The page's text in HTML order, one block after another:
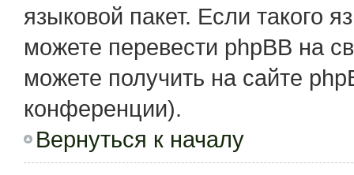
языковой пакет. Если такого
можете перевести phpBB на
можете получить на сайте
конференции).
Вернуться к началу